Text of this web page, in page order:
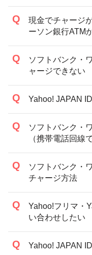
現金でチャージ
ーソン銀行ATM
ソフトバンク・
ャージできない
Yahoo! JAPAN
ソフトバンク・
（携帯電話回線
ソフトバンク・
チャージ方法
Yahoo!フリマ・
い合わせしたい
Yahoo! JAPAN